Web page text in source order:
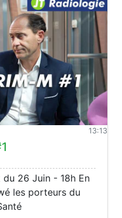
13:13
26 Juin - 18h En
les porteurs du